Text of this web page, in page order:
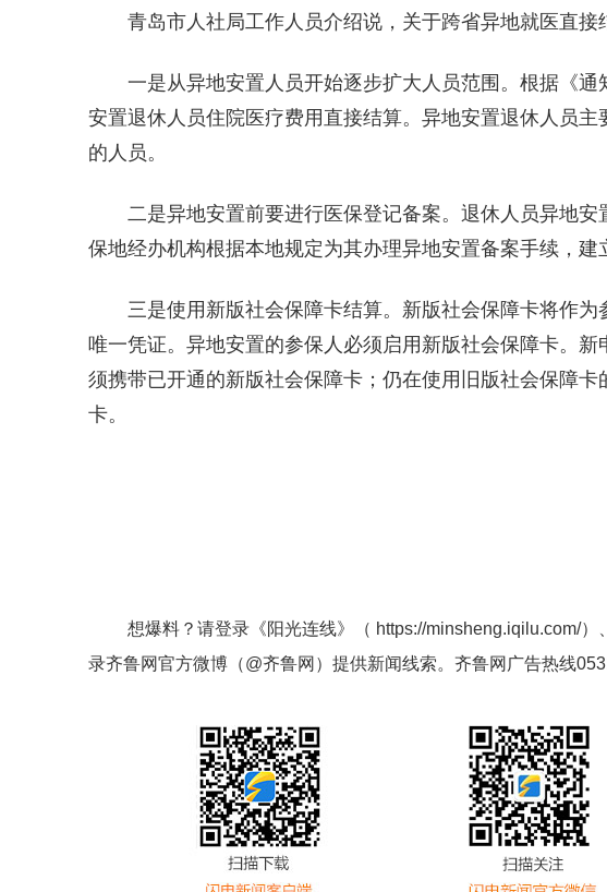
青岛市人社局工作人员介绍说，关于跨省异地就医直接
一是从异地安置人员开始逐步扩大人员范围。根据《
安置退休人员住院医疗费用直接结算。异地安置退休人员
的人员。
二是异地安置前要进行医保登记备案。退休人员异地
保地经办机构根据本地规定为其办理异地安置备案手续，建
三是使用新版社会保障卡结算。新版社会保障卡将作
唯一凭证。异地安置的参保人必须启用新版社会保障卡。新
须携带已开通的新版社会保障卡；仍在使用旧版社会保障
卡。
想爆料？请登录《阳光连线》（ https://minsheng.iqilu.com/）
录齐鲁网官方微博（@齐鲁网 ）提供新闻线索。齐鲁网广告热线